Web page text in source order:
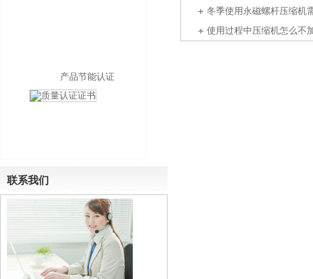
产品节能认证
质量认证证书
联系我们
冬季使用永磁螺杆压缩机
使用过程中压缩机怎么不